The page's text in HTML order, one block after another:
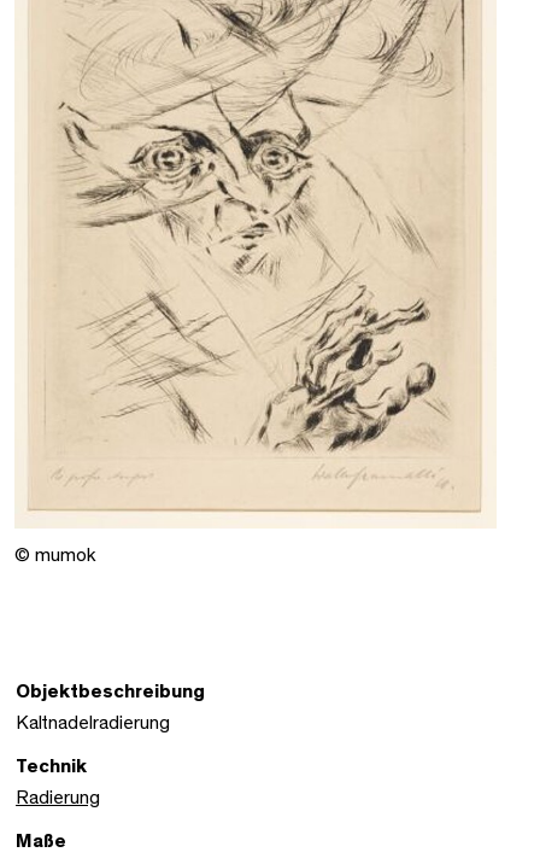
© mumok
Objektbeschreibung
Kaltnadelradierung
Technik
Radierung
Maße